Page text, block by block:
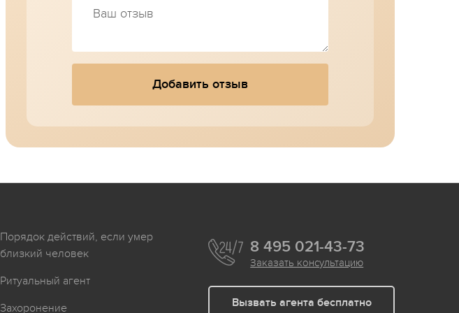
Добавить отзыв
Порядок действий, если умер
близкий человек
Ритуальный агент
Захоронение
8 495 021-43-73
Заказать консультацию
Вызвать агента бесплатно